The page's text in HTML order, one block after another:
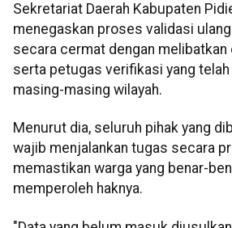
Sekretariat Daerah Kabupaten
menegaskan proses validasi
secara cermat dengan melibatkan
serta petugas verifikasi yang
masing-masing wilayah.
Menurut dia, seluruh pihak yang
wajib menjalankan tugas secara
memastikan warga yang benar-
memperoleh haknya.